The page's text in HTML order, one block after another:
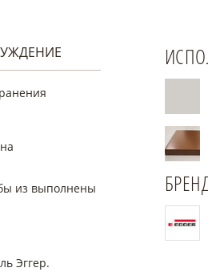
из выполнены
Эггер.